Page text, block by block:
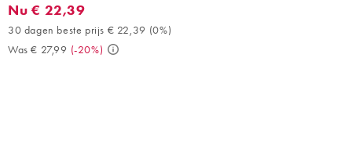
Nu € 22,39. 30 dagen beste prijs € 22,39 (0%). Was € 27,99. (-
Nu € 22,39
30 dagen beste prijs € 22,39 (0%)
Was € 27,99 (-20%)